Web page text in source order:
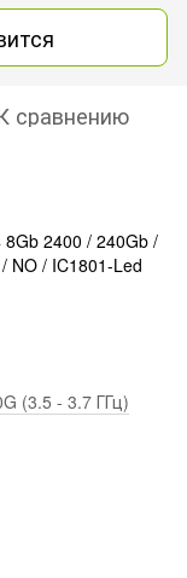
сравнению
2400 / 240Gb /
NO / IC1801-Led
(3.5 - 3.7 ГГц)